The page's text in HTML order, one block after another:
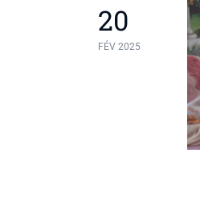
20
FÉV 2025